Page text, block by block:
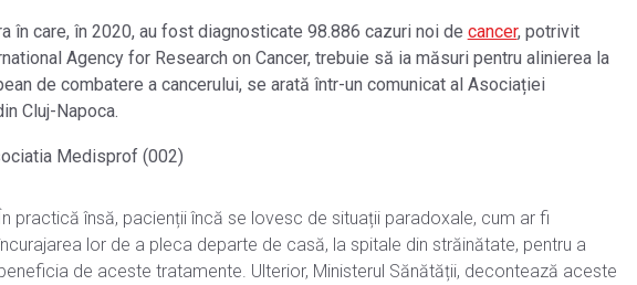
în care, în 2020, au fost diagnosticate 98.886 cazuri noi de cancer, potrivit
Agency for Research on Cancer, trebuie să ia măsuri pentru alinierea la
de combatere a cancerului, se arată într-un comunicat al Asociației
Cluj-Napoca.
În practică însă, pacienții încă se lovesc de situații paradoxale, cum ar fi
lor de a pleca departe de casă, la spitale din străinătate, pentru a
de aceste tratamente. Ulterior, Ministerul Sănătății, decontează aceste